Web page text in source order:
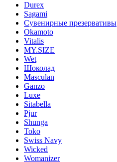
Durex
Sagami
Сувенирные презервативы
Okamoto
Vitalis
MY.SIZE
Wet
Шоколад
Masculan
Ganzo
Luxe
Sitabella
Pjur
Shunga
Toko
Swiss Navy
Wicked
Womanizer